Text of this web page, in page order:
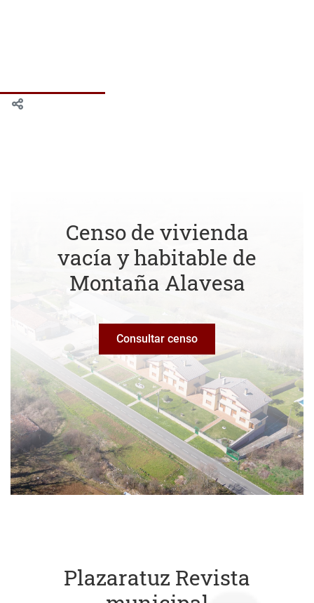
Censo de vivienda
vacía y habitable de
Montaña Alavesa
Consultar censo
Plazaratuz Revista